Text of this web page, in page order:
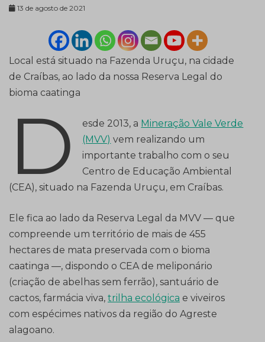
13 de agosto de 2021
Local está situado na Fazenda Uruçu, na cidade
de Craíbas, ao lado da nossa Reserva Legal do
bioma caatinga
D esde 2013, a Mineração Vale Verde
(MVV) vem realizando um
importante trabalho com o seu
Centro de Educação Ambiental
(CEA), situado na Fazenda Uruçu, em Craíbas.
Ele fica ao lado da Reserva Legal da MVV — que
compreende um território de mais de 455
hectares de mata preservada com o bioma
caatinga —, dispondo o CEA de meliponário
(criação de abelhas sem ferrão), santuário de
cactos, farmácia viva, trilha ecológica e viveiros
com espécimes nativos da região do Agreste
alagoano.